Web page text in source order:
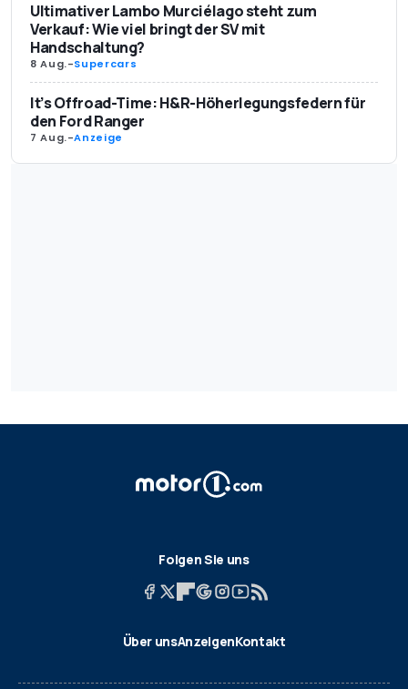
Ultimativer Lambo Murciélago steht zum
Verkauf: Wie viel bringt der SV mit
Handschaltung?
8 Aug.-Supercars
It’s Offroad-Time: H&R-Höherlegungsfedern für
den Ford Ranger
7 Aug.-Anzeige
Folgen Sie uns
Über unsAnzeigenKontakt